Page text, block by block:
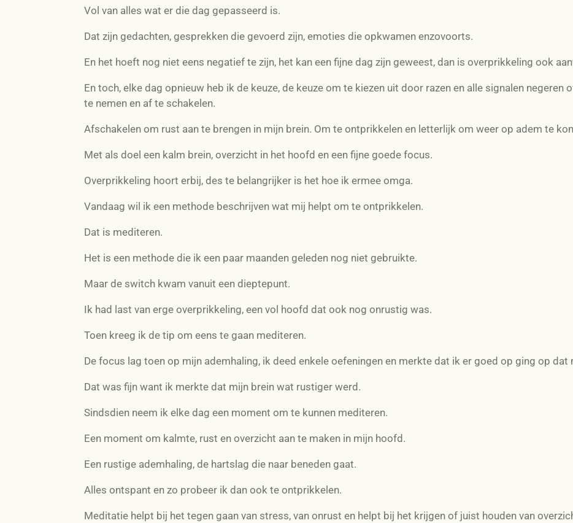
Vol van alles wat er die dag gepasseerd is.
Dat zijn gedachten, gesprekken die gevoerd zijn, emoties die opkwamen enzovoorts.
En het hoeft nog niet eens negatief te zijn, het kan een fijne dag zijn geweest, dan is overprikkeling ook
En toch, elke dag opnieuw heb ik de keuze, de keuze om te kiezen uit door razen en alle signalen
te nemen en af te schakelen.
Afschakelen om rust aan te brengen in mijn brein. Om te ontprikkelen en letterlijk om weer op adem te
Met als doel een kalm brein, overzicht in het hoofd en een fijne goede focus.
Overprikkeling hoort erbij, des te belangrijker is het hoe ik ermee omga.
Vandaag wil ik een methode beschrijven wat mij helpt om te ontprikkelen.
Dat is mediteren.
Het is een methode die ik een paar maanden geleden nog niet gebruikte.
Maar de switch kwam vanuit een dieptepunt.
Ik had last van erge overprikkeling, een vol hoofd dat ook nog onrustig was.
Toen kreeg ik de tip om eens te gaan mediteren.
De focus lag toen op mijn ademhaling, ik deed enkele oefeningen en merkte dat ik er goed op ging op dat
Dat was fijn want ik merkte dat mijn brein wat rustiger werd.
Sindsdien neem ik elke dag een moment om te kunnen mediteren.
Een moment om kalmte, rust en overzicht aan te maken in mijn hoofd.
Een rustige ademhaling, de hartslag die naar beneden gaat.
Alles ontspant en zo probeer ik dan ook te ontprikkelen.
Meditatie helpt bij het tegen gaan van stress, van onrust en helpt bij het krijgen of juist houden van